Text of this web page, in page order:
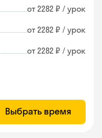
от 2282 ₽ / урок
от 2282 ₽ / урок
от 2282 ₽ / урок
Выбрать время